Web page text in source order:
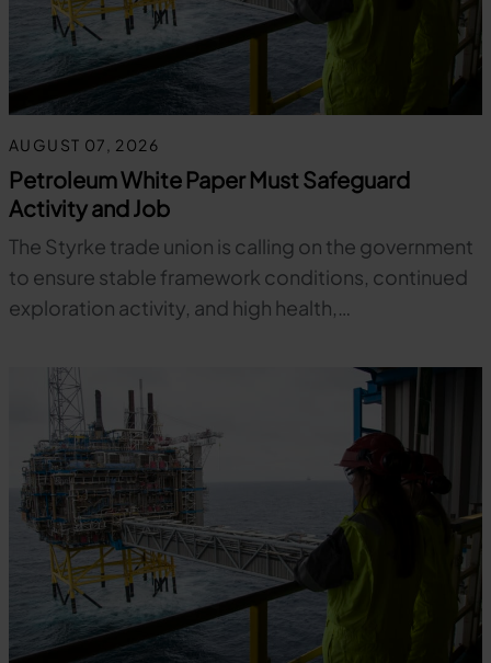
AUGUST 07, 2026
Petroleum White Paper Must Safeguard
Activity and Job
The Styrke trade union is calling on the government
to ensure stable framework conditions, continued
exploration activity, and high health,…